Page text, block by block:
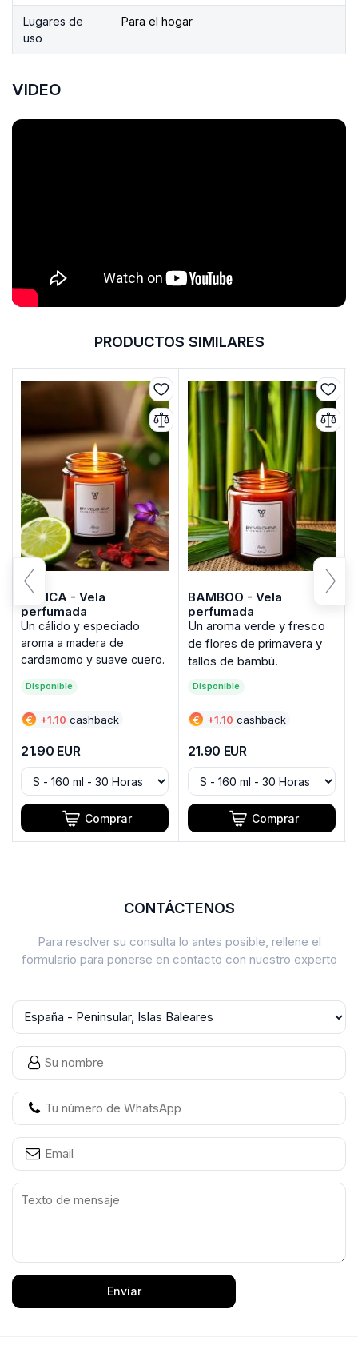
Lugares de
uso
Para el hogar
VIDEO
PRODUCTOS SIMILARES
AFRICA - Vela
perfumada
Un cálido y especiado
aroma a madera de
cardamomo y suave cuero.
Disponible
€ +1.10 cashback
21.90 EUR
Comprar
BAMBOO - Vela
perfumada
Un aroma verde y fresco
de flores de primavera y
tallos de bambú.
Disponible
€ +1.10 cashback
21.90 EUR
Comprar
CONTÁCTENOS
Para resolver su consulta lo antes posible, rellene el
formulario para ponerse en contacto con nuestro experto
Enviar